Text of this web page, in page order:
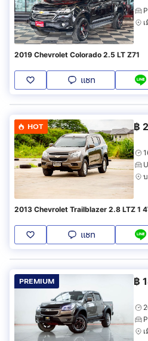
2019 Chevrolet Colorado 2.5 LT Z71
แชท
HOT ฿
2013 Chevrolet Trailblazer 2.8 LTZ 1
แชท
PREMIUM ฿